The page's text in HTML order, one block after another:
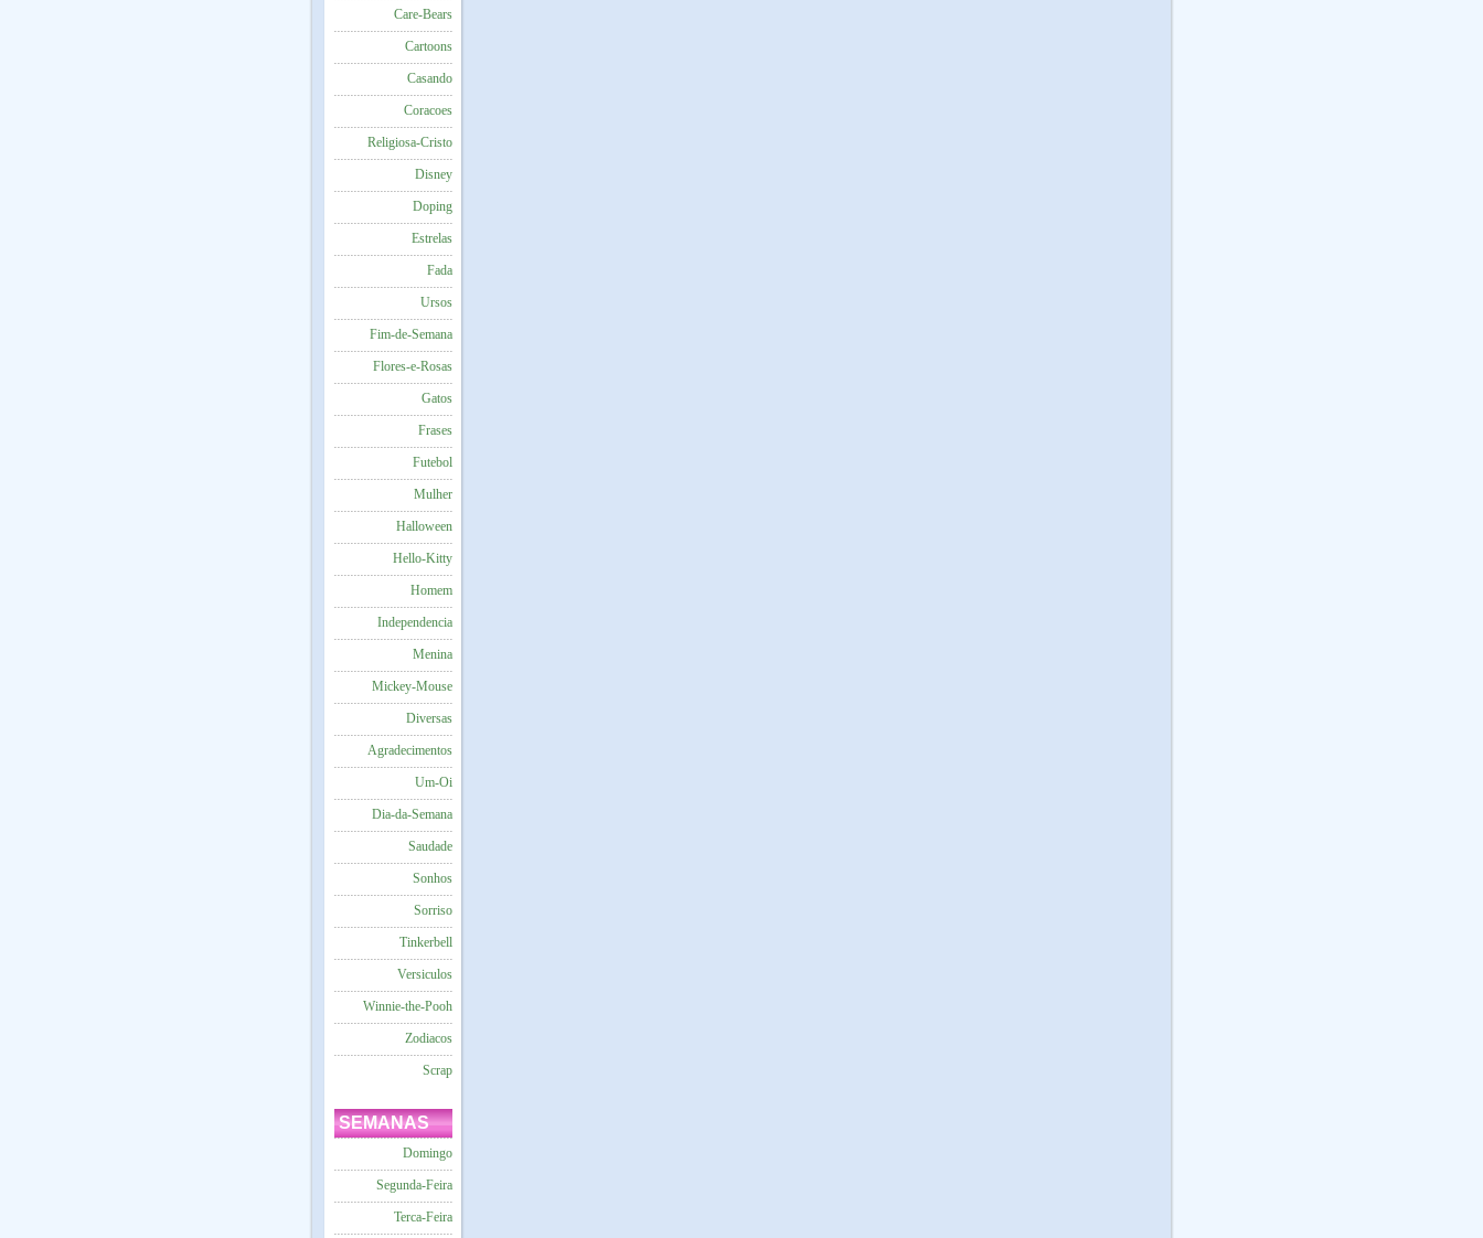
Care-Bears
Cartoons
Casando
Coracoes
Religiosa-Cristo
Disney
Doping
Estrelas
Fada
Ursos
Fim-de-Semana
Flores-e-Rosas
Gatos
Frases
Futebol
Mulher
Halloween
Hello-Kitty
Homem
Independencia
Menina
Mickey-Mouse
Diversas
Agradecimentos
Um-Oi
Dia-da-Semana
Saudade
Sonhos
Sorriso
Tinkerbell
Versiculos
Winnie-the-Pooh
Zodiacos
Scrap
SEMANAS
Domingo
Segunda-Feira
Terca-Feira